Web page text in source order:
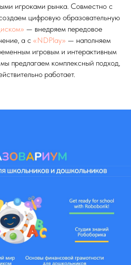
игроками рынка. Совместно с
цифровую образовательную
— внедряем передовое
а с «NDPlay» — наполняем
игровым и интерактивным
предлагаем комплексный подход,
работает.